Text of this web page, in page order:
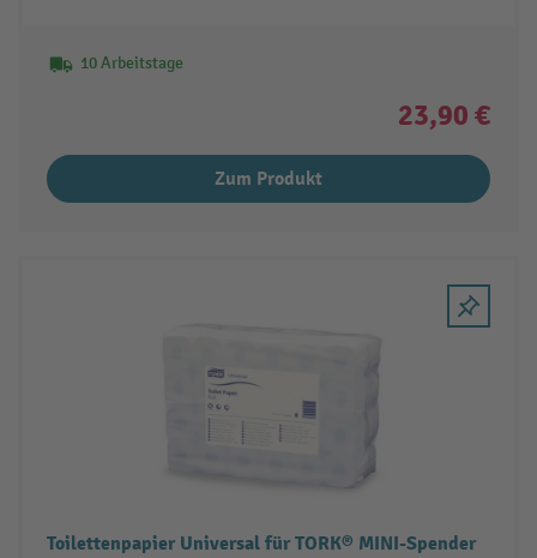
10 Arbeitstage
23,90 €
Zum Produkt
Toilettenpapier Universal für TORK® MINI-Spender